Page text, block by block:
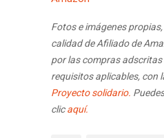
Fotos e imágenes
calidad de Afiliado de
por las compras adscritas
requisitos aplicables, con
Proyecto solidario.
clicaquí.